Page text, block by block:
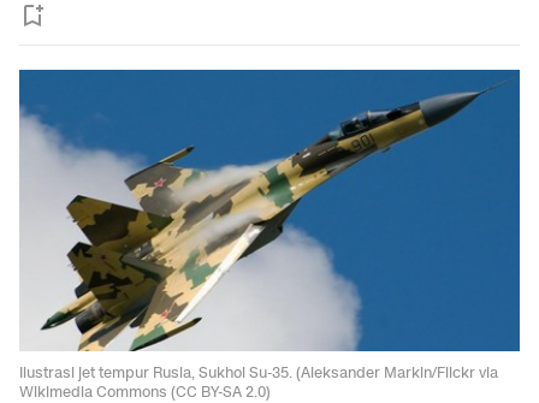
Ilustrasi jet tempur Rusia, Sukhoi Su-35. (Aleksander Markin/Flickr via
Wikimedia Commons (CC BY-SA 2.0)